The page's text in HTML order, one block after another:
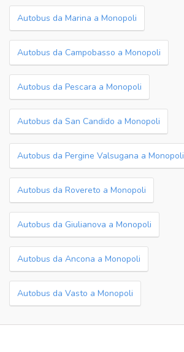
Autobus da Marina a Monopoli
Autobus da Campobasso a Monopoli
Autobus da Pescara a Monopoli
Autobus da San Candido a Monopoli
Autobus da Pergine Valsugana a Monopoli
Autobus da Rovereto a Monopoli
Autobus da Giulianova a Monopoli
Autobus da Ancona a Monopoli
Autobus da Vasto a Monopoli